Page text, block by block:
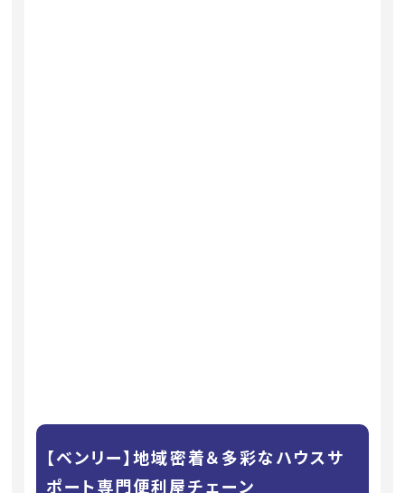
【ベンリー】地域密着＆多彩なハウスサ
ポート専門便利屋チェーン